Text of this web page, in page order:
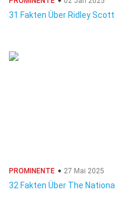
31 Fakten Über Ridley Scott
PROMINENTE 27 Mai 2025
32 Fakten Über The National